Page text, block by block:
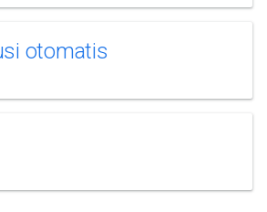
otomatis